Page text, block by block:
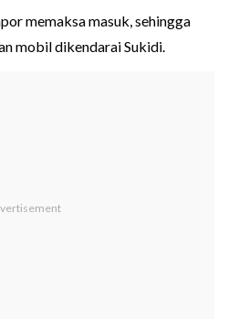
memaksa masuk, sehingga
mobil dikendarai Sukidi.